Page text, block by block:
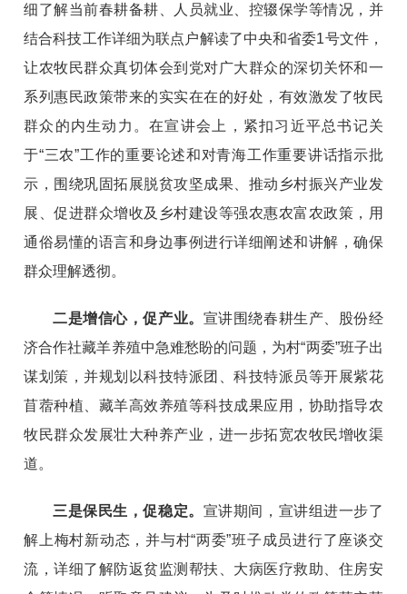
细了解当前春耕备耕、人员就业、控辍保学等情况，并
结合科技工作详细为联点户解读了中央和省委1号文件，
让农牧民群众真切体会到党对广大群众的深切关怀和一
系列惠民政策带来的实实在在的好处，有效激发了牧民
群众的内生动力。在宣讲会上，紧扣习近平总书记关
于“三农”工作的重要论述和对青海工作重要讲话指示批
示，围绕巩固拓展脱贫攻坚成果、推动乡村振兴产业发
展、促进群众增收及乡村建设等强农惠农富农政策，用
通俗易懂的语言和身边事例进行详细阐述和讲解，确保
群众理解透彻。
二是增信心，促产业。 宣讲围绕春耕生产、股份经
济合作社藏羊养殖中急难愁盼的问题，为村“两委”班子出
谋划策，并规划以科技特派团、科技特派员等开展紫花
苜蓿种植、藏羊高效养殖等科技成果应用，协助指导农
牧民群众发展壮大种养产业，进一步拓宽农牧民增收渠
道。
三是保民生，促稳定。 宣讲期间，宣讲组进一步了
解上梅村新动态，并与村“两委”班子成员进行了座谈交
流，详细了解防返贫监测帮扶、大病医疗救助、住房安